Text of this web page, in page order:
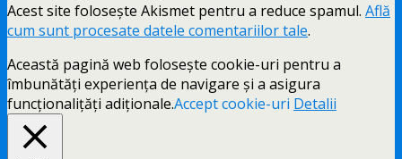
Acest site folosește Akismet pentru a reduce spamul. Află
cum sunt procesate datele comentariilor tale.
Această pagină web folosește cookie-uri pentru a
îmbunătăți experiența de navigare și a asigura
funcționalițăți adiționale.Accept cookie-uri Detalii